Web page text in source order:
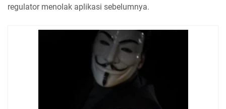
regulator menolak aplikasi sebelumnya.